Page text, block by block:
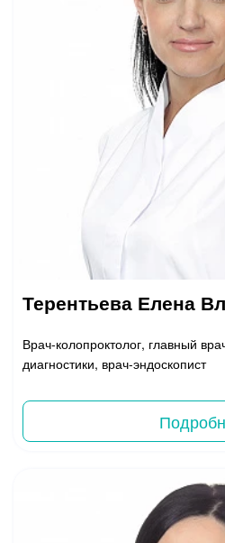
Терентьева Елена
Врач-колопроктолог, главный
диагностики, врач-эндоскопист